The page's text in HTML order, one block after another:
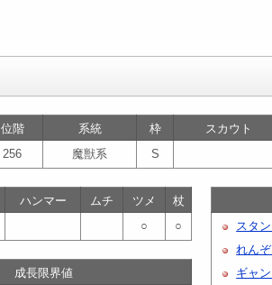
位階 系統 枠
スカウト
256 魔獣系 S
ハンマー ムチ ツメ
杖
○
○
成長限界値
スタ
れん
ギャ